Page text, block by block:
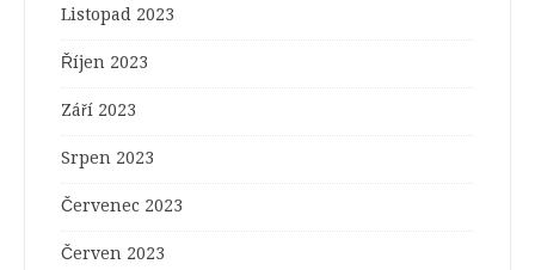
Listopad 2023
Říjen 2023
Září 2023
Srpen 2023
Červenec 2023
Červen 2023